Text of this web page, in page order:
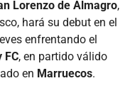
Lorenzo de Almagro,
hará su debut en el
enfrentando el
FC, en partido válido
en Marruecos.